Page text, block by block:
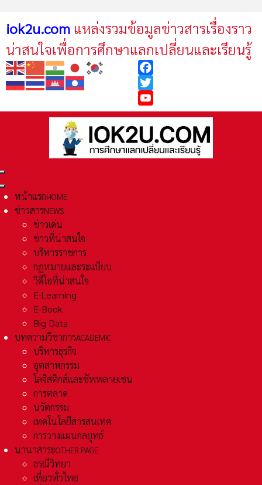
iok2u.com แหล่งรวมข้อมูลข่าวสารเรื่องราว
น่าสนใจเพื่อการศึกษาแลกเปลี่ยนและเรียนรู้
Facebook
Twitter
YouTube
หน้าแรกHOME
ข่าวสารNEWS
ข่าวเด่น
ข่าวที่น่าสนใจ
บริหารราชการ
กฏหมายและระเเบียบ
วิดีโอที่น่าสนใจ
E-Learning
E-Book
Big Data
บทความวิชาการACADEMIC
บริหารธุรกิจ
อุตสาหกรรม
โลจิสติกส์และชัพพลายเชน
การตลาด
นวัตกรรม
เทคโนโลยีสารสนเทศ
การวางแผนกลยุทธ์
นานาสาระOTHER PAGE
ธรณีวิทยา
เที่ยวทั่วไทย